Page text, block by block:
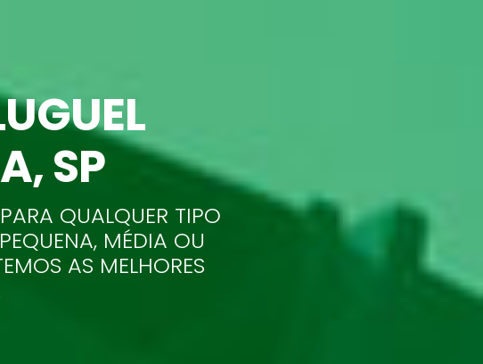
, SP
QUALQUER TIPO
MÉDIA OU
AS MELHORES